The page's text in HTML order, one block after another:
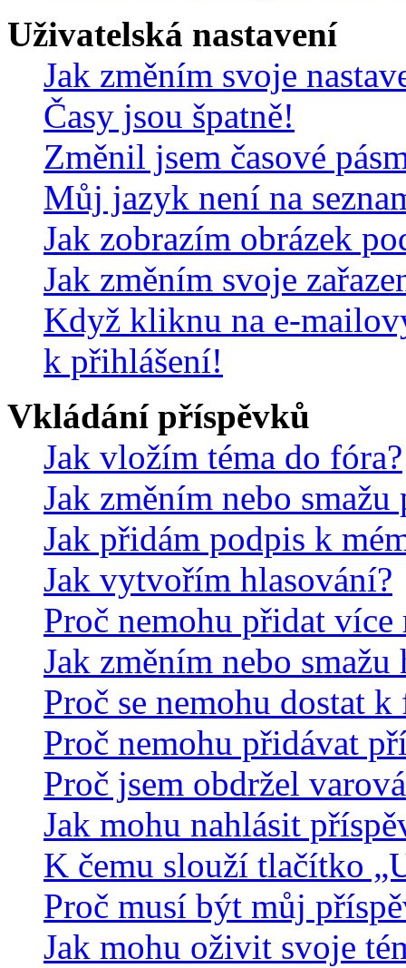
Uživatelská nastavení
Jak změním svoje
Časy jsou špatně!
Změnil jsem časové
Můj jazyk není na
Jak zobrazím obrázek
Jak změním svoje
Když kliknu na e-
k přihlášení!
Vkládání příspěvků
Jak vložím téma do fóra?
Jak změním nebo smažu
Jak přidám podpis k
Jak vytvořím hlasování?
Proč nemohu přidat
Jak změním nebo smažu
Proč se nemohu dostat k
Proč nemohu přidávat
Proč jsem obdržel
Jak mohu nahlásit
K čemu slouží tlačítko
Proč musí být můj
Jak mohu oživit svoje